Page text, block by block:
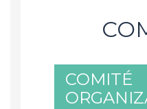
COMITÉ